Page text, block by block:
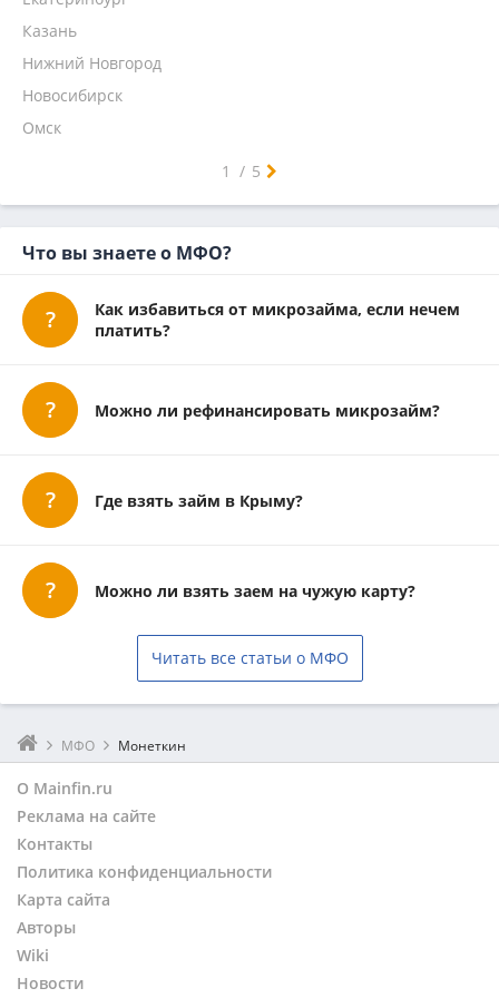
Кредит 7
Микроклад
Казань
Нижний Новгород
Новосибирск
Омск
1 / 5
Что вы знаете о МФО?
Как избавиться от микрозайма, если нечем
платить?
Можно ли рефинансировать микрозайм?
Где взять займ в Крыму?
Можно ли взять заем на чужую карту?
Читать все статьи о МФО
МФО Монеткин
О Mainfin.ru
Реклама на сайте
Контакты
Политика конфиденциальности
Карта сайта
Авторы
Wiki
Новости